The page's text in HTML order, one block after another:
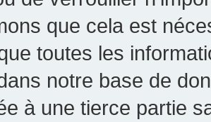
que cela est
toutes les
notre base de
à une tierce partie